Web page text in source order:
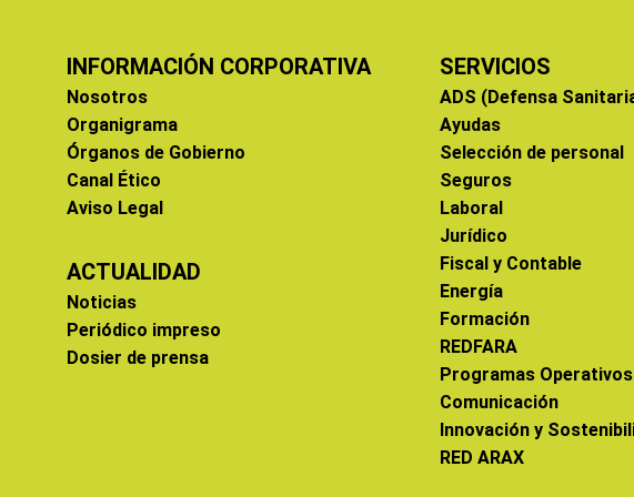
INFORMACIÓN CORPORATIVA
Nosotros
Organigrama
Órganos de Gobierno
Canal Ético
Aviso Legal
ACTUALIDAD
Noticias
Periódico impreso
Dosier de prensa
SERVICIOS
ADS (Defensa
Ayudas
Selección de personal
Seguros
Laboral
Jurídico
Fiscal y Contable
Energía
Formación
REDFARA
Programas Operativos
Comunicación
Innovación y
RED ARAX